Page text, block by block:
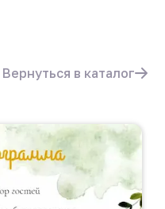
Вернуться в каталог